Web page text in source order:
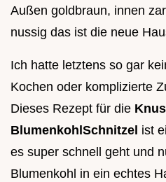
Außen goldbraun, innen
nussig das ist die neue
Ich hatte letztens so gar
Kochen oder komplizierte
Dieses Rezept für die
BlumenkohlSchnitzel ist
es super schnell geht und
Blumenkohl in ein echtes